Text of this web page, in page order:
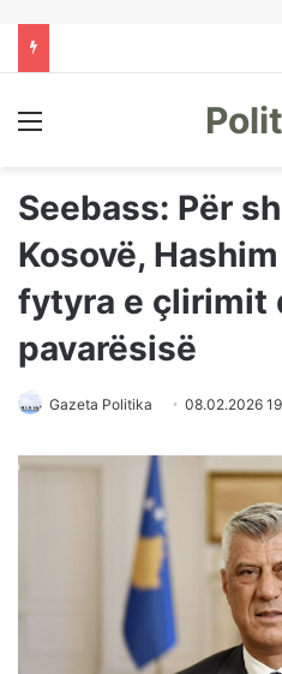
Menu
Seebass: Për
Kosovë,
fytyra e çlirimit
pavarësisë
Gazeta Politika 08.02.2026